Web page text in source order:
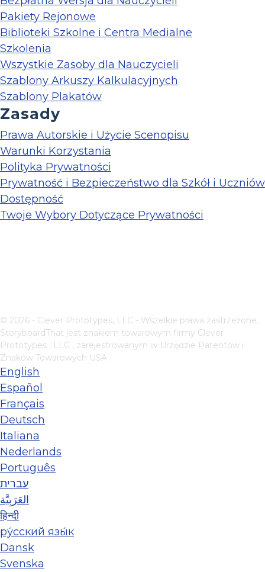
Pakiety Rejonowe
Biblioteki Szkolne i Centra Medialne
Szkolenia
Wszystkie Zasoby dla Nauczycieli
Szablony Arkuszy Kalkulacyjnych
Szablony Plakatów
Zasady
Prawa Autorskie i Użycie Scenopisu
Warunki Korzystania
Polityka Prywatności
Prywatność i Bezpieczeństwo dla Szkół i Uczniów
Dostępność
Twoje Wybory Dotyczące Prywatności
© 2026 - Clever Prototypes, LLC - Wszelkie prawa zastrzeżone.
StoryboardThat jest znakiem towarowym firmy Clever
Prototypes , LLC , zarejestrowanym w Urzędzie Patentów i
Znaków Towarowych USA
English
Español
Français
Deutsch
Italiana
Nederlands
Português
עברית
العَرَبِيَّة
हिन्दी
ру́сский язы́к
Dansk
Svenska